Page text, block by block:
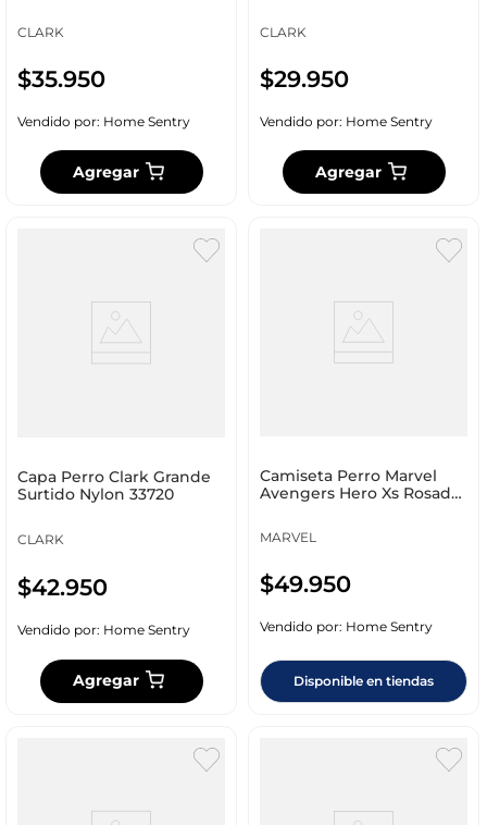
CLARK
$35.950
Vendido por: Home Sentry
Agregar
CLARK
$29.950
Vendido por: Home Sentry
Agregar
Capa Perro Clark Grande
Surtido Nylon 33720
CLARK
$42.950
Vendido por: Home Sentry
Agregar
Camiseta Perro Marvel
Avengers Hero Xs Rosado
MARVEL
$49.950
Vendido por: Home Sentry
Disponible en tiendas